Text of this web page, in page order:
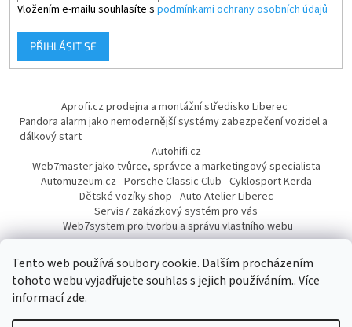
Tento web používá soubory cookie. Dalším procházením
tohoto webu vyjadřujete souhlas s jejich používáním.. Více
informacízde.
Vložením e-mailu souhlasíte s podmínkami ochrany osobních údajů
PŘIHLÁSIT SE
Aprofi.cz prodejna a montážní středisko Liberec
Pandora alarm jako nemodernější systémy zabezpečení vozidel a
dálkový start
Autohifi.cz
Web7master jako tvůrce, správce a marketingový specialista
Automuzeum.cz Porsche Classic Club Cyklosport Kerda
Dětské vozíky shop Auto Atelier Liberec
Servis7 zakázkový systém pro vás
Web7system pro tvorbu a správu vlastního webu
Dárek